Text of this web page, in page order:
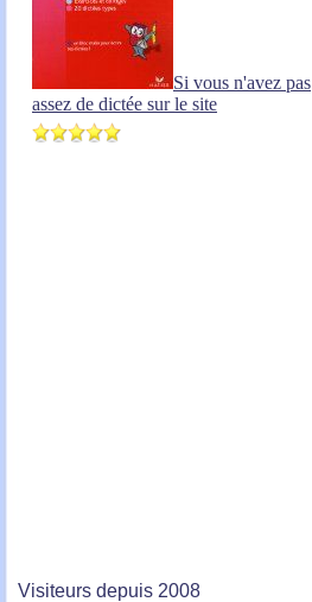
Si vous n'avez pas
assez de dictée sur le site
Visiteurs depuis 2008